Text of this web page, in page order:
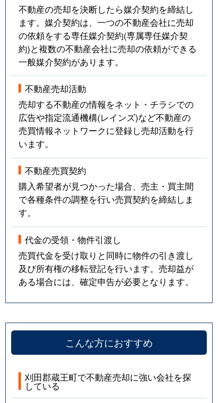
不動産の売却を決断したら媒介契約を締結し
ます。媒介契約は、一つの不動産会社に売却
の依頼をする専任媒介契約(専属専任媒介契
約)と複数の不動産会社に売却の依頼ができる
一般媒介契約があります。
不動産売却活動
売却する不動産の情報をネット・チラシでの
広告や指定流通機構(レインズ)など不動産の
売買情報ネットワークに登録し売却活動を行
います。
不動産売買契約
購入希望者が見つかった場合、売主・買主間
で各種条件の調整を行い売買契約を締結しま
す。
代金の受領・物件引渡し
売買代金を受け取りと同時に物件の引き渡し
及び所有権の移転登記を行います。売却益が
ある場合には、確定申告が必要となります。
こんな方におすすめ
刈田郡蔵王町で不動産売却に強い会社を探
している